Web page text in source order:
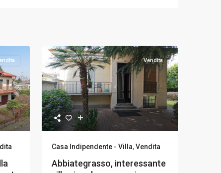
Vendita
Casa Indipendente - Villa,Vendita
Abbiategrasso, interessante